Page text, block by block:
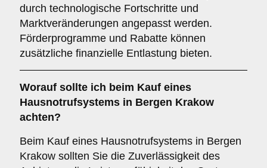
durch technologische Fortschritte und
Marktveränderungen angepasst werden.
Förderprogramme und Rabatte können
zusätzliche finanzielle Entlastung bieten.
Worauf sollte ich beim Kauf eines
Hausnotrufsystems in Bergen Krakow
achten?
Beim Kauf eines Hausnotrufsystems in Bergen
Krakow sollten Sie die Zuverlässigkeit des